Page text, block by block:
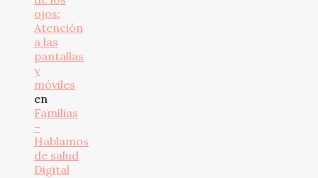
ojos:
Atención
a las
pantallas
y
móviles
en
Familias
–
Hablamos
de salud
Digital